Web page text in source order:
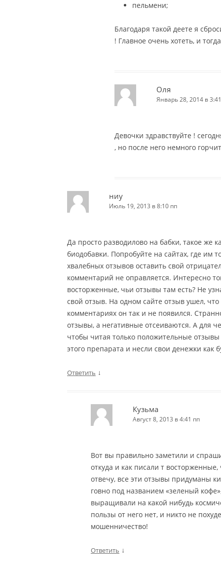
пельмени;
Благодаря такой деете я
! Главное очень хотеть, и
Оля
Январь 28, 2014 в
Девочки здравствуйте !
, но после него немного
ниу
Июль 19, 2013 в 8:10 пп
Да просто разводилово на бабки, такое же
биодобавки. Попробуйте на сайтах, где им
хвалебных отзывов оставить свой
комментарий не оправляется. Интересно
восторженные, чьи отзывы там есть? Не
свой отзыв. На одном сайте отзыв ушел, что
комментариях он так и не появился.
отзывы, а негативные отсеиваются. А для
чтобы читая только положительные
этого препарата и несли свои денежки как
Ответить ↓
Кузьма
Август 8, 2013 в 4:41 пп
Вот вы правильно заметили и
откуда и как писали т
отвечу, все эти отзывы придуманы
говно под названием «зеленый
выращивали на какой нибудь
пользы от него нет, и никто не
мошенничество!
Ответить ↓